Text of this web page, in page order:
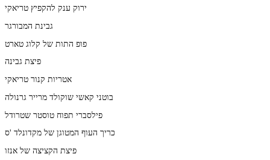
ירוק ענק להקפיץ טריאקי
גבינת המבורגר
פופ התות של קלוג טארט
פיצת גבינה
אטריות קנור טריאקי
בוטני קאשי שוקולד מרייר גרנולה
פילסברי תפוח טוסטר שטרודל
כריך העוף המטוגן של מקדונלד 'ס
פיצת הקציצה של אנזו